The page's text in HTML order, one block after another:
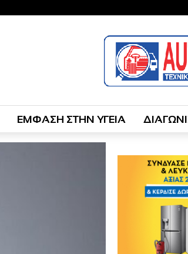
ΕΜΦΑΣΗ ΣΤΗΝ ΥΓΕΙΑ